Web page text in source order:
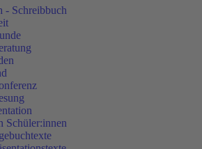
- Schreibbuch
Schüler:innen